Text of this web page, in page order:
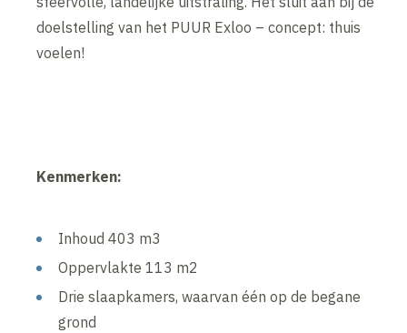
doelstelling van het PUUR Exloo – concept: thuis
voelen!
Kenmerken:
Inhoud 403 m3
Oppervlakte 113 m2
Drie slaapkamers, waarvan één op de begane
grond